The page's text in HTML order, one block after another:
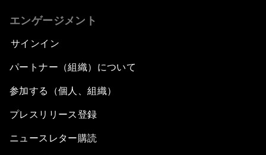
エンゲージメント
サインイン
パートナー（組織）について
参加する（個人、組織）
プレスリリース登録
ニュースレター購読